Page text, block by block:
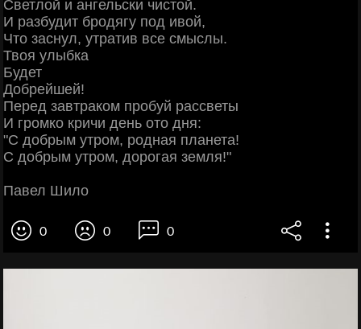
Светлой и ангельски чистой.
И разбудит бродягу под ивой,
Что заснул, утратив все смыслы.
Твоя улыбка
Будет
Добрейшей!
Перед завтраком пробуй рассветы
И громко кричи день ото дня:
"С добрым утром, родная планета!
С добрым утром, дорогая земля!"
Павел Шило
0 0 0